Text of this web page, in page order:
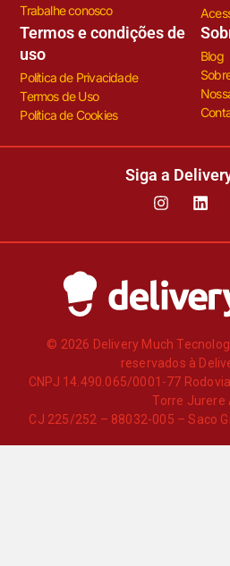
Trabalhe conosco
Termos e condições de
uso
Política de Privacidade
Termos de Uso
Política de Cookies
Blog
Siga a
© 2026 Delivery Much
reservados à
CNPJ 14.490.065/0001-77
Torre Jurere
CJ 225/252 – 88032-005 – Saco